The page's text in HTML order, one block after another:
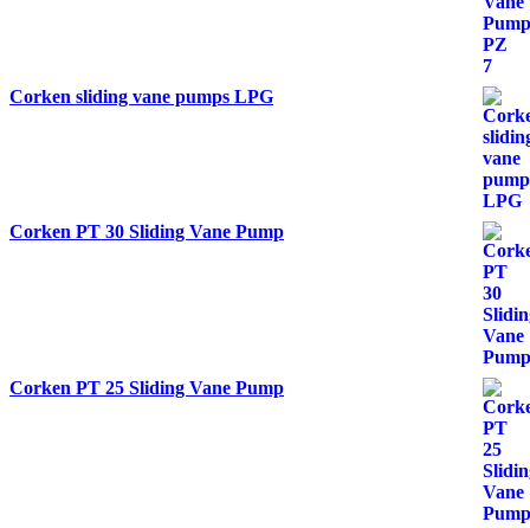
Corken sliding vane pumps LPG
Corken PT 30 Sliding Vane Pump
Corken PT 25 Sliding Vane Pump